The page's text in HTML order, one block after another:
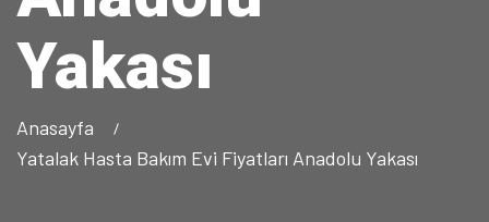
Yakası
Anasayfa
Yatalak Hasta Bakım Evi Fiyatları Anadolu Yakası